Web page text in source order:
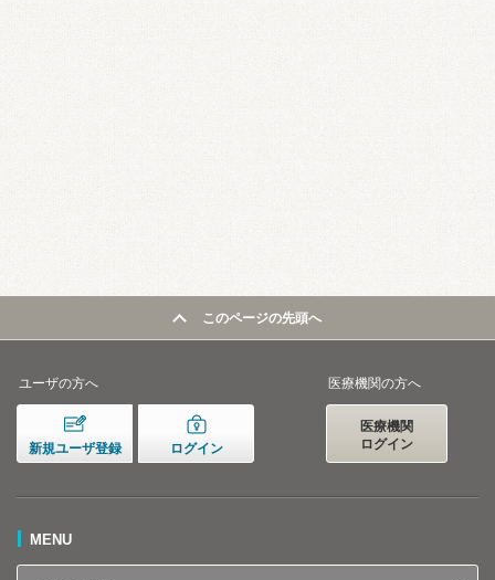
このページの先頭へ
ユーザの方へ
新規ユーザ登録 ログイン
医療機関の方へ
医療機関
ログイン
MENU